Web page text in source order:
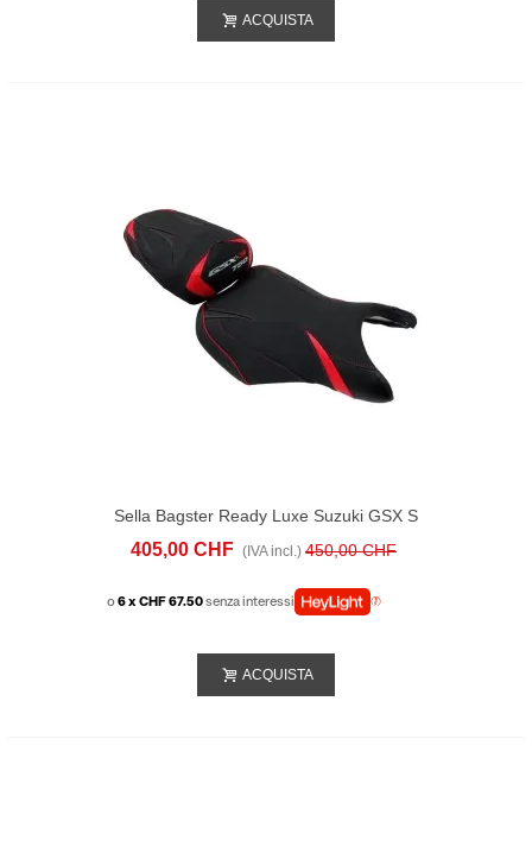
ACQUISTA
Sella Bagster Ready Luxe Suzuki GSX S
750 (2017-20) Nera Rossa
405,00 CHF (IVA incl.) 450,00 CHF
o6 x CHF 67.50senza interessi
ACQUISTA